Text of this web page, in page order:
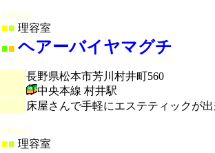
■ 理容室
■■ ヘアーバイヤマグチ
長野県松本市芳川村井町560
中央本線 村井駅
床屋さんで手軽にエステティックが
■ 理容室